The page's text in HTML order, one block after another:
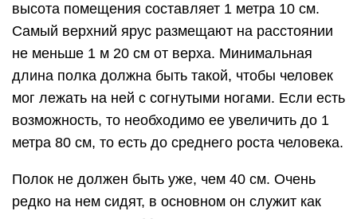
высота помещения составляет 1 метра 10 см.
Самый верхний ярус размещают на расстоянии
не меньше 1 м 20 см от верха. Минимальная
длина полка должна быть такой, чтобы человек
мог лежать на ней с согнутыми ногами. Если есть
возможность, то необходимо ее увеличить до 1
метра 80 см, то есть до среднего роста человека.
Полок не должен быть уже, чем 40 см. Очень
редко на нем сидят, в основном он служит как